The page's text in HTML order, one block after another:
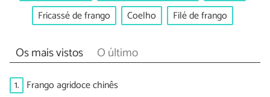
Fricassé de frango
Coelho Filé de frango
Os mais vistos O último
1. Frango agridoce chinês